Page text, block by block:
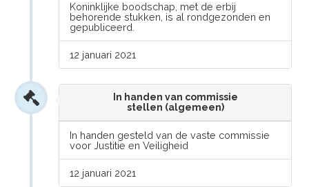
Koninklijke boodschap, met de erbij
behorende stukken, is al rondgezonden en
gepubliceerd.
12 januari 2021
In handen van commissie
stellen (algemeen)
In handen gesteld van de vaste commissie
voor Justitie en Veiligheid
12 januari 2021